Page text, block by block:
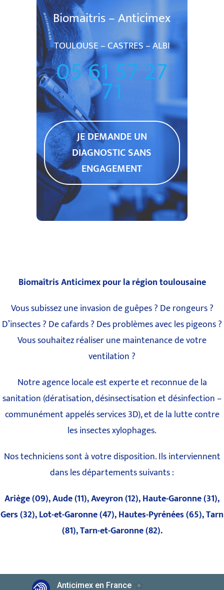
Biomaitris – Anticimex
TOULOUSE – CASTRES – ALBI
05 61 57 27
71
JE DEMANDE UN
DIAGNOSTIC SANS
ENGAGEMENT
Biomaîtris Anticimex pour la région toulousaine
Vous subissez une invasion de guêpes ? De rongeurs ?
D’insectes ? De cafards ? Des problèmes avec les pigeons ?
Vous souhaitez réaliser une maintenance de votre
ventilation ?
Notre agence locale est experte et reconnue de la
sanitation (dératisation, désinsectisation et désinfection –
communément appelés services 3D), et de la lutte contre
les insectes xylophages.
Nos techniciens sont à votre disposition. Ils interviennent
dans les départements suivants :
Ariège (09), Aude (11), Aveyron (12), Haute-Garonne (31),
Gers (32), Lot-et-Garonne (47),Hautes-Pyrénées (65), Tarn
(81), Tarn-et-Garonne (82).